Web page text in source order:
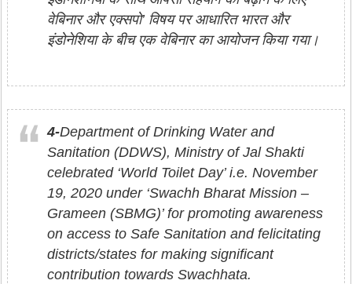
वेबिनार और एक्सपो’ विषय पर आधारित भारत और
इंडोनेशिया के बीच एक वेबिनार का आयोजन किया गया।
4-Department of Drinking Water and
Sanitation (DDWS), Ministry of Jal Shakti
celebrated ‘World Toilet Day’ i.e. November
19, 2020 under ‘Swachh Bharat Mission –
Grameen (SBMG)’ for promoting awareness
on access to Safe Sanitation and felicitating
districts/states for making significant
contribution towards Swachhata.